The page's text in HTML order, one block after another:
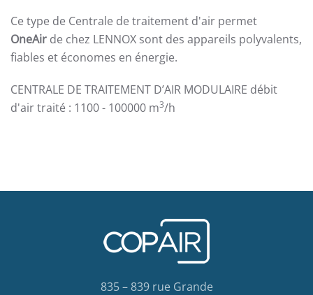
Ce type de Centrale de traitement d'air permet
OneAir de chez LENNOX sont des appareils polyvalents,
fiables et économes en énergie.
CENTRALE DE TRAITEMENT D’AIR MODULAIRE débit
d'air traité : 1100 - 100000 m3/h
835 – 839 rue Grande